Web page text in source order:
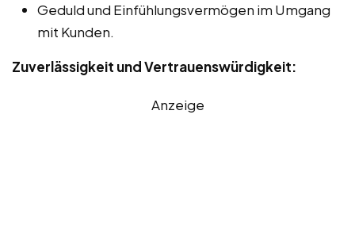
Geduld und Einfühlungsvermögen im Umgang
mit Kunden.
Zuverlässigkeit und Vertrauenswürdigkeit:
Anzeige